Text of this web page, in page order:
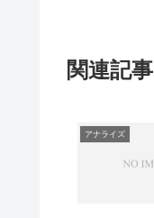
関連記事
アナライズ